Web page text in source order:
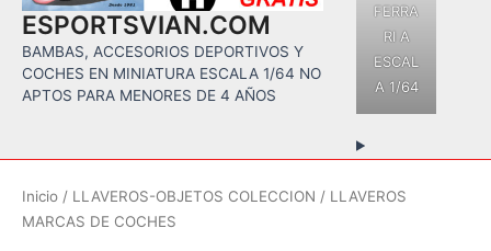
ESPORTSVIAN.COM
BAMBAS, ACCESORIOS DEPORTIVOS Y
COCHES EN MINIATURA ESCALA 1/64 NO
APTOS PARA MENORES DE 4 AÑOS
FERRA
RI A
ESCAL
A 1/64
Inicio / LLAVEROS-OBJETOS COLECCION / LLAVEROS
MARCAS DE COCHES